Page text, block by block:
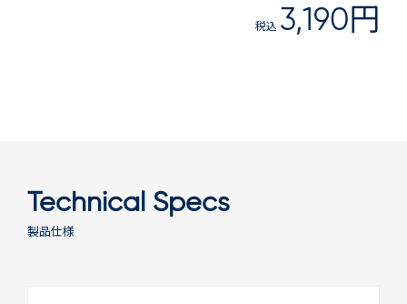
税込 3,190円
Technical Specs
製品仕様